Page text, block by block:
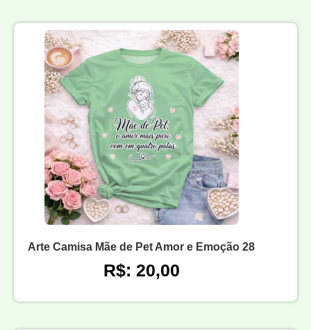
Arte Camisa Mãe de Pet Amor e Emoção 28
R$: 20,00